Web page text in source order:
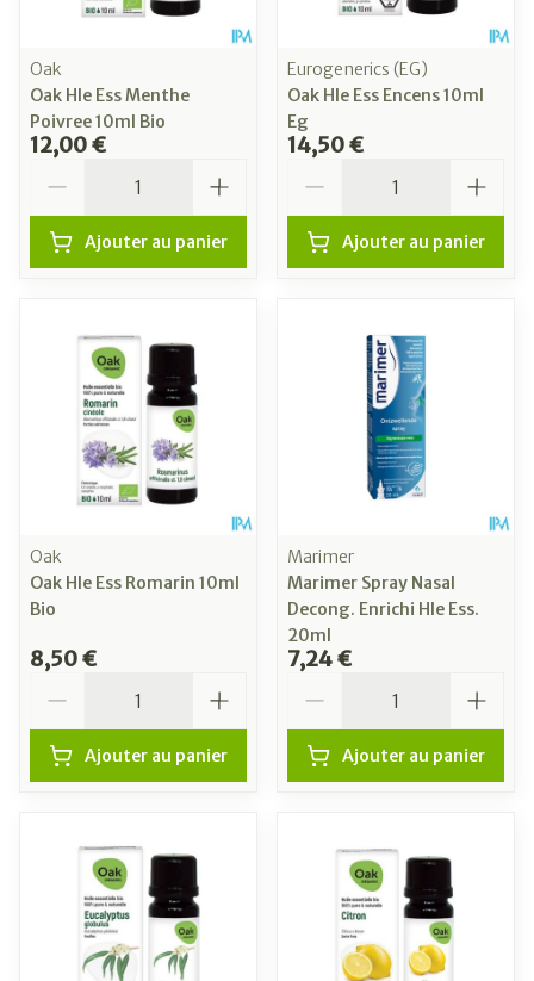
Oak
Oak Hle Ess Menthe
Poivree 10ml Bio
12,00 €
Ajouter au panier
Eurogenerics (EG)
Oak Hle Ess Encens 10ml
Eg
14,50 €
Ajouter au panier
Oak
Oak Hle Ess Romarin 10ml
Bio
8,50 €
Ajouter au panier
Marimer
Marimer Spray Nasal
Decong. Enrichi Hle Ess.
20ml
7,24 €
Ajouter au panier